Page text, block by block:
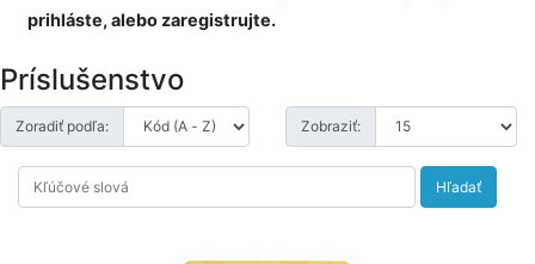
prihláste, alebo zaregistrujte.
Príslušenstvo
Zoradiť podľa: Zobraziť:
Hľadať